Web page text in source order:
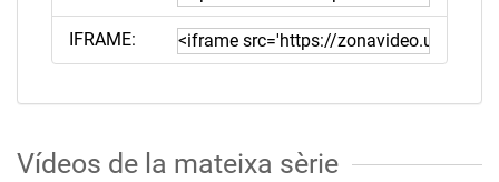
IFRAME:
Vídeos de la mateixa sèrie